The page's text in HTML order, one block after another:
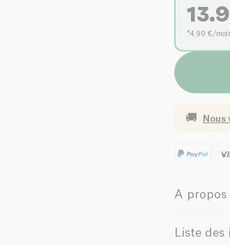
*4.90 €/
🚚 Nous
A
Vegan
Liste